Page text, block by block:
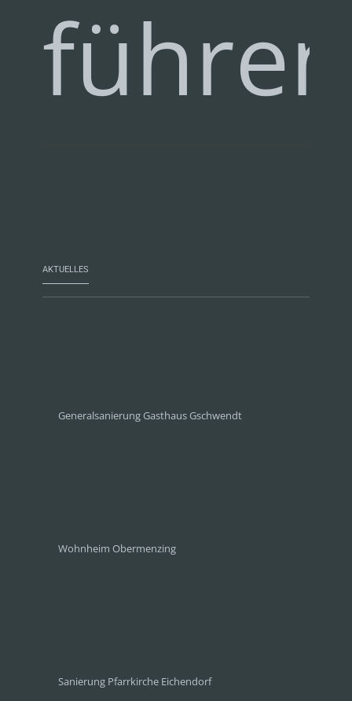
AKTUELLES
Generalsanierung Gasthaus Gschwendt
Wohnheim Obermenzing
Sanierung Pfarrkirche Eichendorf